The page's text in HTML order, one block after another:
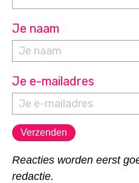
Je naam
Je e-mailadres
Reacties worden eerst
redactie.